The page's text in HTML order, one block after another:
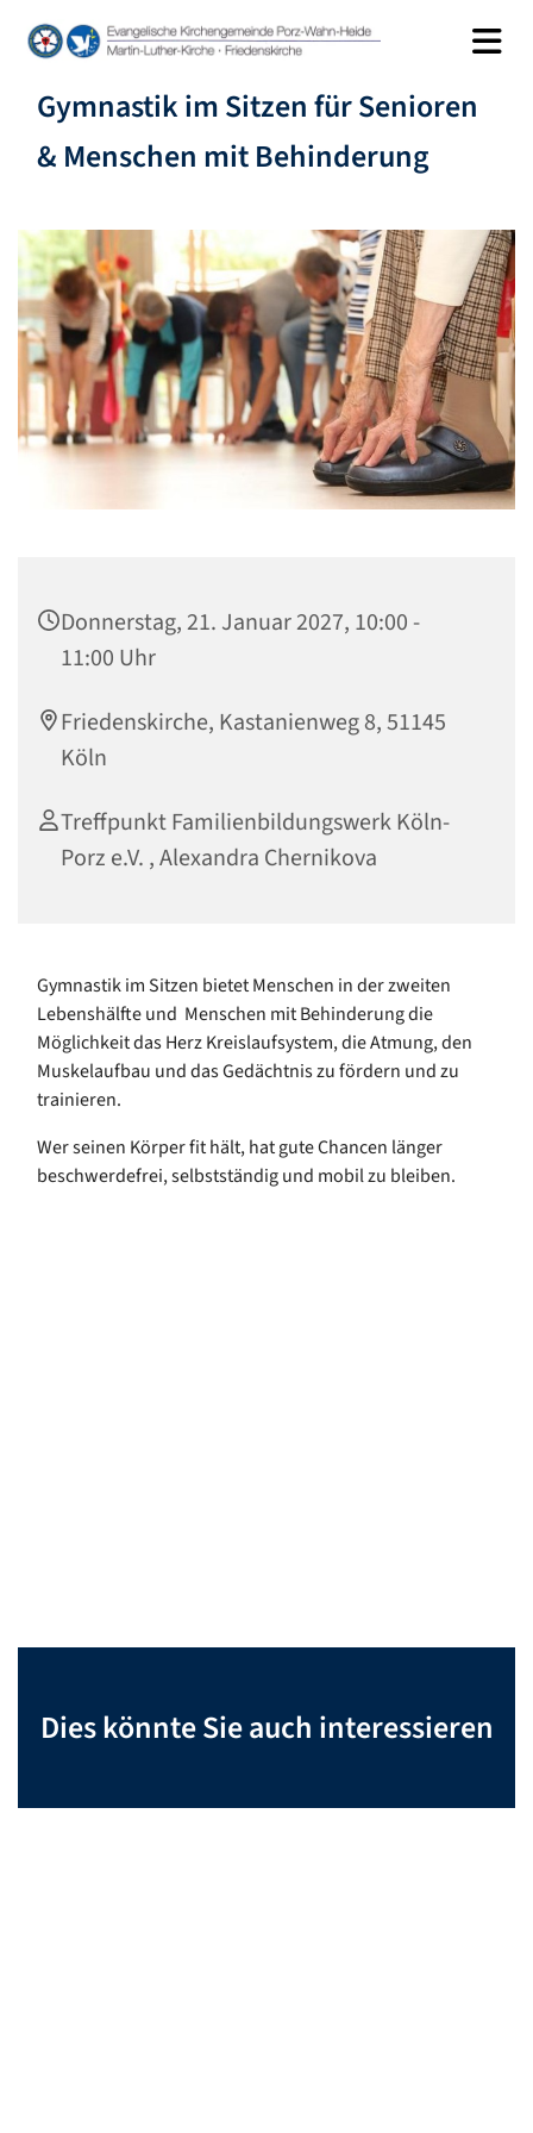
Gymnastik im Sitzen für Senioren
& Menschen mit Behinderung
Donnerstag, 21. Januar 2027, 10:00 -
11:00 Uhr
Friedenskirche, Kastanienweg 8, 51145
Köln
Treffpunkt Familienbildungswerk Köln-
Porz e.V. , Alexandra Chernikova
Gymnastik im Sitzen bietet Menschen in der zweiten
Lebenshälfte und Menschen mit Behinderung die
Möglichkeit das Herz Kreislaufsystem, die Atmung, den
Muskelaufbau und das Gedächtnis zu fördern und zu
trainieren.
Wer seinen Körper fit hält, hat gute Chancen länger
beschwerdefrei, selbstständig und mobil zu bleiben.
Dies könnte Sie auch interessieren